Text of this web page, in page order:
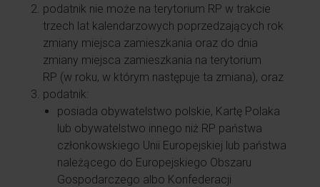
podatnik nie może na terytorium RP w trakcie
trzech lat kalendarzowych poprzedzających rok
zmiany miejsca zamieszkania oraz do dnia
zmiany miejsca zamieszkania na terytorium
RP (w roku, w którym następuje ta zmiana), oraz
podatnik:
posiada obywatelstwo polskie, Kartę Polaka
lub obywatelstwo innego niż RP państwa
członkowskiego Unii Europejskiej lub państwa
należącego do Europejskiego Obszaru
Gospodarczego albo Konfederacji